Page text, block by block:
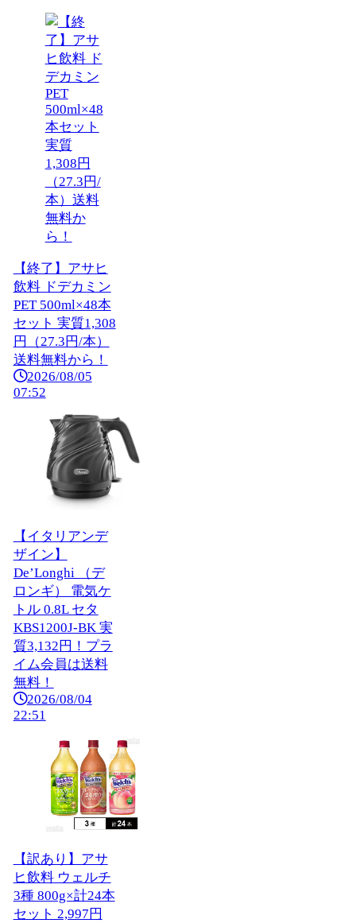
【終了】アサヒ
飲料 ドデカミン
PET 500ml×48本
セット 実質1,308
円（27.3円/本）
送料無料から！
2026/08/05
07:52
【イタリアンデ
ザイン】
De’Longhi （デ
ロンギ） 電気ケ
トル 0.8L セタ
KBS1200J-BK 実
質3,132円！プラ
イム会員は送料
無料！
2026/08/04
22:51
【訳あり】アサ
ヒ飲料 ウェルチ
3種 800g×計24本
セット 2,997円